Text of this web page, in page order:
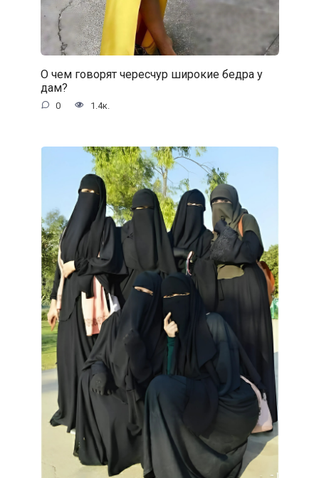
О чем говорят чересчур широкие бедра у
дам?
0 1.4к.